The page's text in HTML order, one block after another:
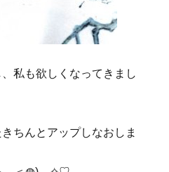
私も欲しくなってきまし
ちんとアップしなおしま